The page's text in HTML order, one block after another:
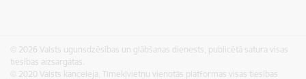
© 2026 Valsts ugunsdzēsības un glābšanas dienests, publicētā satura visas
tiesības aizsargātas.
© 2020 Valsts kanceleja, Tīmekļvietņu vienotās platformas visas tiesības